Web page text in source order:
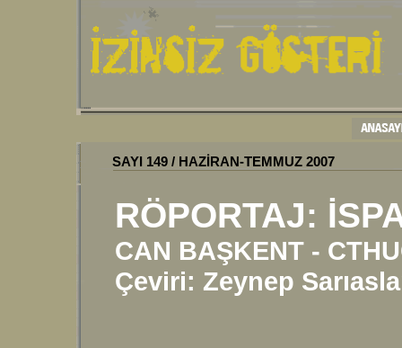
SAYI 149 / HAZİRAN-TEMMUZ 2007
RÖPORTAJ:
CAN BAŞKENT -
Çeviri: Zeynep